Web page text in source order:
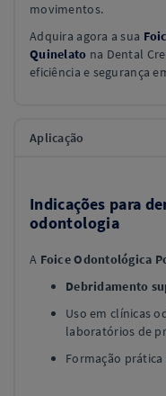
movimentos.
Adquira agora a sua
Quinelato na Dental
eficiência e segurança
Aplicação
Indicações para
odontologia
A Foice Odontológica
Debridamento
Uso em clínicas
laboratórios de
Formação